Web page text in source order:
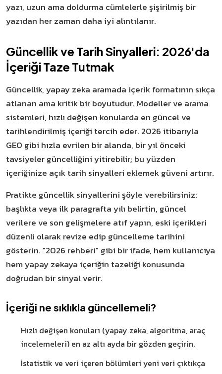
yazı, uzun ama doldurma cümlelerle şişirilmiş bir
yazıdan her zaman daha iyi alıntılanır.
Güncellik ve Tarih Sinyalleri: 2026'da
İçeriği Taze Tutmak
Güncellik, yapay zeka aramada içerik formatının sıkça
atlanan ama kritik bir boyutudur. Modeller ve arama
sistemleri, hızlı değişen konularda en güncel ve
tarihlendirilmiş içeriği tercih eder. 2026 itibarıyla
GEO gibi hızla evrilen bir alanda, bir yıl önceki
tavsiyeler güncelliğini yitirebilir; bu yüzden
içeriğinize açık tarih sinyalleri eklemek güveni artırır.
Pratikte güncellik sinyallerini şöyle verebilirsiniz:
başlıkta veya ilk paragrafta yılı belirtin, güncel
verilere ve son gelişmelere atıf yapın, eski içerikleri
düzenli olarak revize edip güncelleme tarihini
gösterin. "2026 rehberi" gibi bir ifade, hem kullanıcıya
hem yapay zekaya içeriğin tazeliği konusunda
doğrudan bir sinyal verir.
İçeriği ne sıklıkla güncellemeli?
Hızlı değişen konuları (yapay zeka, algoritma, araç
incelemeleri) en az altı ayda bir gözden geçirin.
İstatistik ve veri içeren bölümleri yeni veri çıktıkça